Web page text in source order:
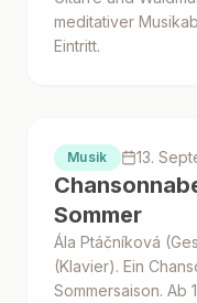
meditativer
Eintritt.
Musik 13.
Sommer
Ála Ptáčníková
(Klavier). Ein
Sommersaison. Ab